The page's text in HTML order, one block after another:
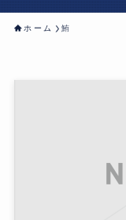
ホーム 鮪